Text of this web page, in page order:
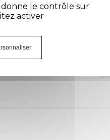
donne le contrôle sur
activer